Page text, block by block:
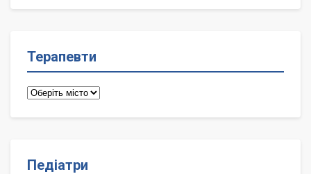
Терапевти
Терапевти
Педіатри